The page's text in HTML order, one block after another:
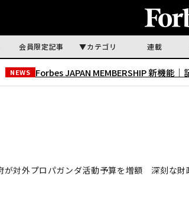
会員限定記事 カテゴリ 連載
NEWS Forbes JAPAN MEMBERSHIP 新機能｜
が対外プロパガンダ活動予算を増額 深刻な財